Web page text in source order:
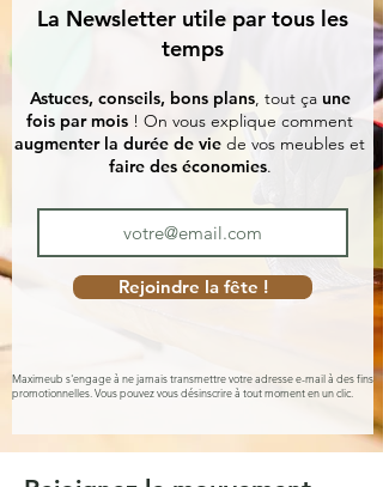
La Newsletter utile par tous les
temps
Astuces, conseils, bons plans, tout ça une
fois par mois ! On vous explique comment
augmenter la durée de vie de vos meubles et
faire des économies.
Rejoindre la fête !
Maximeub s'engage à ne jamais transmettre votre adresse e-mail à des fins
promotionnelles. Vous pouvez vous désinscrire à tout moment en un clic.